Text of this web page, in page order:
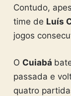
Contudo,
time de Luís
jogos
O Cuiabá
passada e
quatro